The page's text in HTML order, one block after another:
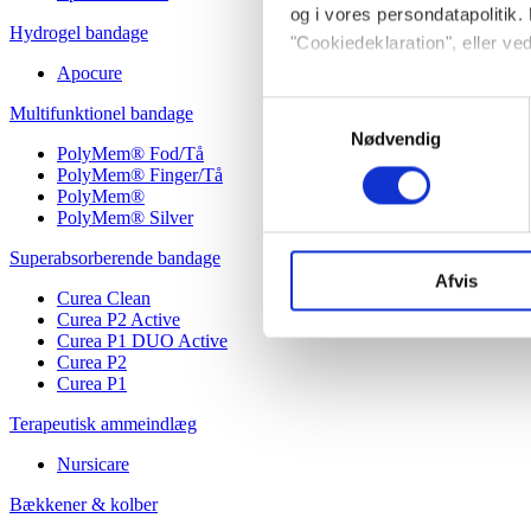
og i vores
"Cookiedeklaration", eller
Hvis du tillader det, vil vi
Indsamle præcise
Dine valg anvendes på hele
Vi bruger cookies til at
vores trafik. Vi deler også
annonceringspartnere og
dem, eller som de har
Nødvendig
Afvis
Hydrogel bandage
Apocure
Multifunktionel bandage
PolyMem® Fod/Tå
PolyMem® Finger/Tå
PolyMem®
PolyMem® Silver
Superabsorberende bandage
Curea Clean
Curea P2 Active
Curea P1 DUO Active
Curea P2
Curea P1
Terapeutisk ammeindlæg
Nursicare
Bækkener & kolber